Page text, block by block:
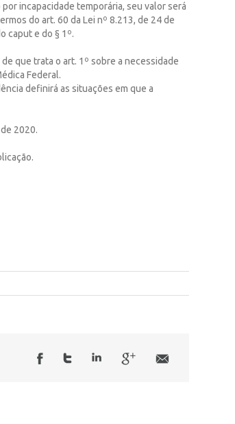
incapacidade temporária, seu valor será
do art. 60 da Lei nº 8.213, de 24 de
caput e do § 1º.
que trata o art. 1º sobre a necessidade
Federal.
definirá as situações em que a
2020.